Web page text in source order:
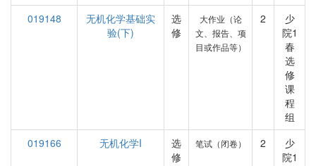
019148
无机化学基础实
验(下)
选
修
大作业（论
文、报告、项
目或作品等）
2
少
院1
春
选
修
课
程
组
019166
无机化学I
选
修
笔试（闭卷） 2
少
院1